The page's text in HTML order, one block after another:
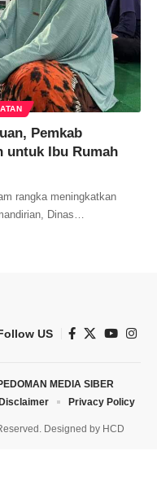
Pemkab
untuk Ibu Rumah
rangka meningkatkan
Dinas…
US
Designed by HCD
MEDIA SIBER
Privacy Policy